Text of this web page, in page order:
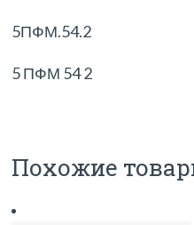
5ПФМ.54.2
5 ПФМ 54 2
Похожие